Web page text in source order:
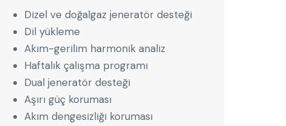
Dizel ve doğalgaz jeneratör desteği
Dil yükleme
Akım-gerilim harmonik analiz
Haftalık çalışma programı
Dual jeneratör desteği
Aşırı güç koruması
Akım dengesizliği koruması